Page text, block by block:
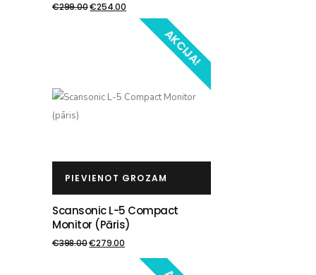
€299.00€254.00
AKCIJA!
PIEVIENOT GROZAM
Scansonic L-5 Compact
Monitor (pāris)
€398.00€279.00